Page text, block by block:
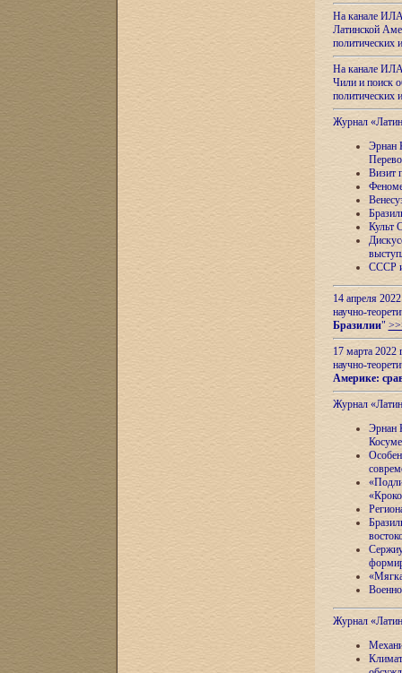
На канале
Латинской
На канале
Чили и поиск
Журнал
Эрнан
Визит
Культ
СССР и
14 апреля
научно-
Бразилии"
17 марта 2022
научно-
Америке:
Журнал
Эрнан
Журнал